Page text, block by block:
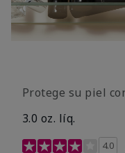
Protege su piel
3.0 oz. líq.
Calificación de 4.0